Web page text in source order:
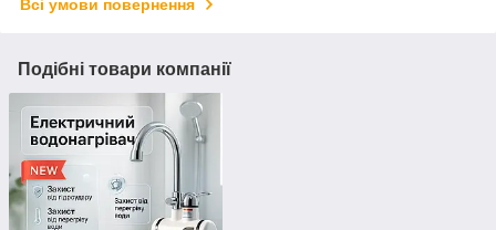
Всі умови повернення
Подібні товари компанії